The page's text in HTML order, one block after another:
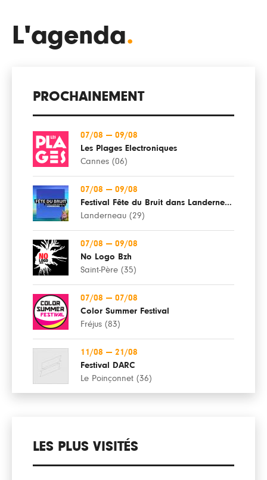
L'agenda.
PROCHAINEMENT
07/08 — 09/08
Les Plages Electroniques
Cannes (06)
07/08 — 09/08
Festival Fête du Bruit dans Landerneau
Landerneau (29)
07/08 — 09/08
No Logo Bzh
Saint-Père (35)
07/08 — 07/08
Color Summer Festival
Fréjus (83)
11/08 — 21/08
Festival DARC
Le Poinçonnet (36)
LES PLUS VISITÉS